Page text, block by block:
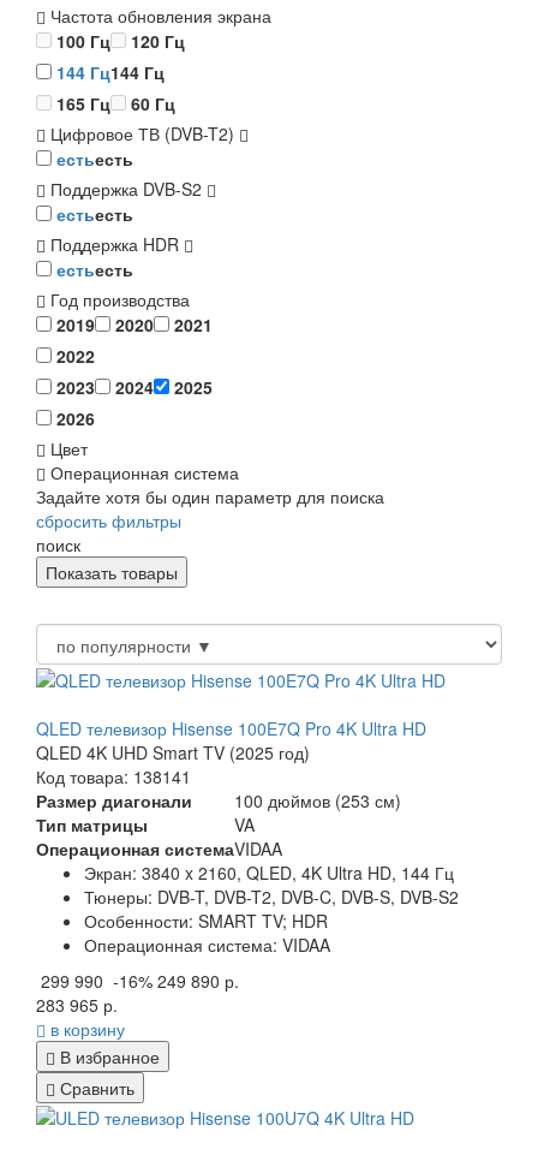
Частота обновления экрана
100 Гц
120 Гц
144 Гц144 Гц
165 Гц
60 Гц
Цифровое ТВ (DVB-T2)
естьесть
Поддержка DVB-S2
естьесть
Поддержка HDR
естьесть
Год производства
2019
2020
2021
2022
2023
2024
2025
2026
Цвет
Операционная система
Задайте хотя бы один параметр для поиска
сбросить фильтры
поиск
QLED телевизор Hisense 100E7Q Pro 4K Ultra HD
QLED 4K UHD Smart TV (2025 год)
Код товара: 138141
Размер диагонали
100 дюймов (253 см)
Тип матрицы
VA
Операционная системаVIDAA
Экран: 3840 x 2160, QLED, 4K Ultra HD, 144 Гц
Тюнеры: DVB-T, DVB-T2, DVB-C, DVB-S, DVB-S2
Особенности: SMART TV; HDR
Операционная система: VIDAA
299 990 -16% 249 890 р.
283 965 р.
в корзину
В избранное
Сравнить